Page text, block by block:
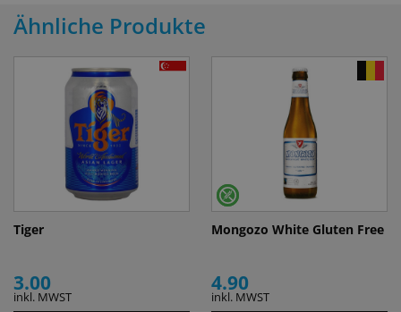
Ähnliche Produkte
Tiger
3.00
inkl. MWST
Mongozo White Gluten Free
4.90
inkl. MWST